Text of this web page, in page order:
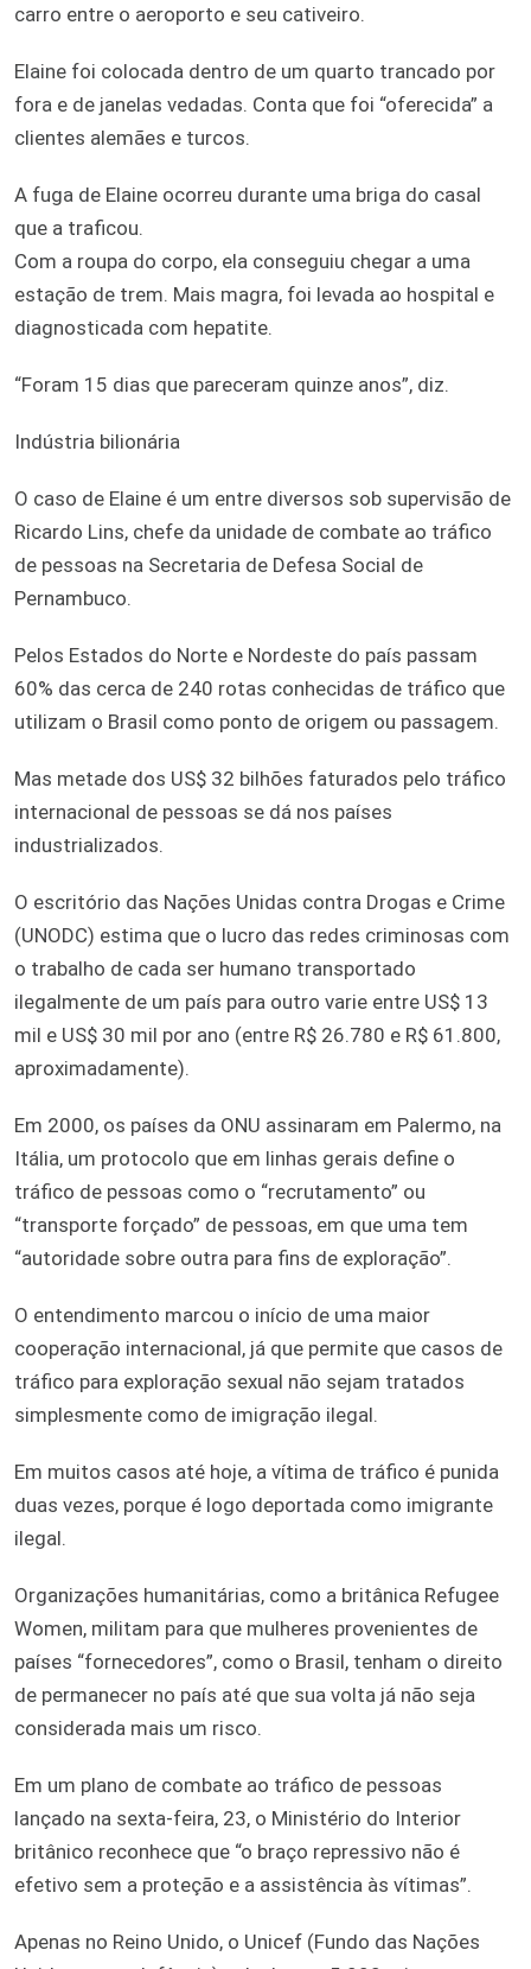
carro entre o aeroporto e seu cativeiro.
Elaine foi colocada dentro de um quarto trancado por
fora e de janelas vedadas. Conta que foi “oferecida” a
clientes alemães e turcos.
A fuga de Elaine ocorreu durante uma briga do casal
que a traficou.
Com a roupa do corpo, ela conseguiu chegar a uma
estação de trem. Mais magra, foi levada ao hospital e
diagnosticada com hepatite.
“Foram 15 dias que pareceram quinze anos”, diz.
Indústria bilionária
O caso de Elaine é um entre diversos sob supervisão de
Ricardo Lins, chefe da unidade de combate ao tráfico
de pessoas na Secretaria de Defesa Social de
Pernambuco.
Pelos Estados do Norte e Nordeste do país passam
60% das cerca de 240 rotas conhecidas de tráfico que
utilizam o Brasil como ponto de origem ou passagem.
Mas metade dos US$ 32 bilhões faturados pelo tráfico
internacional de pessoas se dá nos países
industrializados.
O escritório das Nações Unidas contra Drogas e Crime
(UNODC) estima que o lucro das redes criminosas com
o trabalho de cada ser humano transportado
ilegalmente de um país para outro varie entre US$ 13
mil e US$ 30 mil por ano (entre R$ 26.780 e R$ 61.800,
aproximadamente).
Em 2000, os países da ONU assinaram em Palermo, na
Itália, um protocolo que em linhas gerais define o
tráfico de pessoas como o “recrutamento” ou
“transporte forçado” de pessoas, em que uma tem
“autoridade sobre outra para fins de exploração”.
O entendimento marcou o início de uma maior
cooperação internacional, já que permite que casos de
tráfico para exploração sexual não sejam tratados
simplesmente como de imigração ilegal.
Em muitos casos até hoje, a vítima de tráfico é punida
duas vezes, porque é logo deportada como imigrante
ilegal.
Organizações humanitárias, como a britânica Refugee
Women, militam para que mulheres provenientes de
países “fornecedores”, como o Brasil, tenham o direito
de permanecer no país até que sua volta já não seja
considerada mais um risco.
Em um plano de combate ao tráfico de pessoas
lançado na sexta-feira, 23, o Ministério do Interior
britânico reconhece que “o braço repressivo não é
efetivo sem a proteção e a assistência às vítimas”.
Apenas no Reino Unido, o Unicef (Fundo das Nações